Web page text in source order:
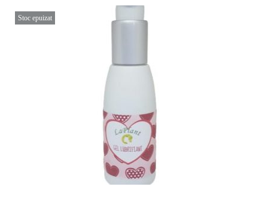
Stoc epuizat